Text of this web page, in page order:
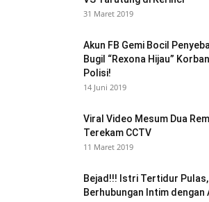
31 Maret 2019
Akun FB Gemi Bocil
Bugil “Rexona Hijau”
Polisi!
14 Juni 2019
Viral Video Mesum Dua
Terekam CCTV
11 Maret 2019
Bejad!!! Istri Tertidur
Berhubungan Intim dengan